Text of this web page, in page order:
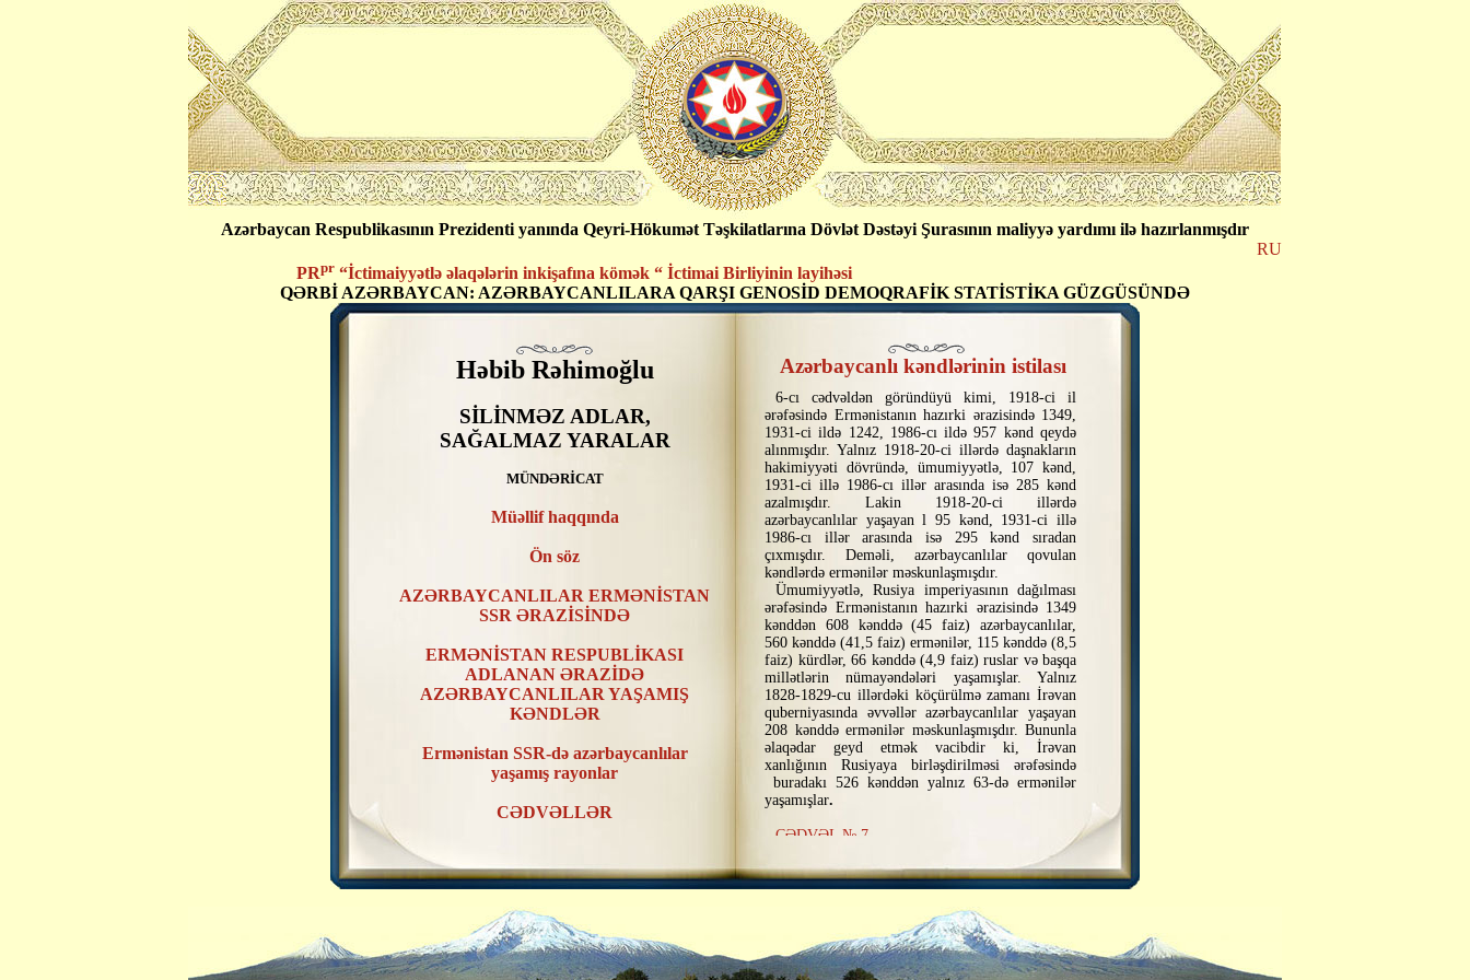
Azərbaycan Respublikasının Prezidenti yanında Qeyri-Hökumət Təşkilatlarına Dövlət Dəstəyi Şurasının maliyyə yardımı ilə hazırlanmışdır
RU
PRpr“İctimaiyyətlə əlaqələrin inkişafına kömək “ İctimai Birliyinin layihəsi
QƏRBİ AZƏRBAYCAN: AZƏRBAYCANLILARA QARŞI GENOSİD DEMOQRAFİK STATİSTİKA GÜZGÜSÜNDƏ
Həbib Rəhimoğlu
SİLİNMƏZ ADLAR,
SAĞALMAZ YARALAR
MÜNDƏRİCAT
Müəllif haqqında
Ön söz
AZƏRBAYCANLILAR ERMƏNİSTAN
SSR ƏRAZİSİNDƏ
ERMƏNİSTAN RESPUBLİKASI
ADLANAN ƏRAZİDƏ
AZƏRBAYCANLILAR YAŞAMIŞ
KƏNDLƏR
Ermənistan SSR-də azərbaycanlılar
yaşamış rayonlar
CƏDVƏLLƏR
ERMƏNİSTAN SSR ƏRAZİSİNDƏ
AZƏRBAYCANLILAR YAŞAMIŞ
KƏNDLƏRİN RAYONLAR ÜZRƏ
TƏSNİFATI
Azərbaycanlı kəndlərinin istilası
6-cı cədvəldən göründüyü kimi, 1918-ci il
ərəfəsində Ermənistanın hazırki ərazisində 1349,
1931-ci ildə 1242, 1986-cı ildə 957 kənd qeydə
alınmışdır. Yalnız 1918-20-ci illərdə daşnak­ların
hakimiyyəti dövründə, ümumiyyətlə, 107 kənd,
1931-ci illə 1986-cı illər arasında isə 285 kənd
azalmışdır. Lakin 1918-20-ci illərdə
azərbaycanlılar yaşayan l 95 kənd, 1931-ci illə
1986-cı illər arasında isə 295 kənd sıradan
çıxmışdır. Deməli, azərbaycanlılar qovulan
kəndlərdə ermənilər məskunlaşmışdır.
Ümumiyyətlə, Rusiya imperiyasının dağılması
ərəfəsində Ermənistanın hazırki ərazisində 1349
kənddən 608 kənddə (45 faiz) azərbaycanlılar,
560 kənddə (41,5 faiz) ermənilər, 115 kənddə (8,5
faiz) kürdlər, 66 kənddə (4,9 faiz) ruslar və baş­qa
millətlərin nümayəndələri yaşamışlar. Yalnız
1828-1829-cu illərdəki köçürülmə zamanı İrəvan
quberniyasında əvvəllər azərbaycanlılar yaşayan
208 kənddə ermənilər məskunlaşmış­dır. Bununla
əlaqədar geyd etmək vacibdir ki, İrəvan
xanlığının Rusiyaya birləşdirilməsi ərəfəsində
buradakı 526 kənddən yalnız 63-də ermənilər
yaşamışlar.
CƏDVƏL № 7
Beləliklə, 1918-ci il ərəfəsində azərbaycanlılar
yaşayan kəndlər ərazinin 50-55 faizini, ermənilər
Kəndlərın sayının çox olmasına baxmayaraq,
erməni əhalisinin əksər hissəsi Ararat vadisinin və
Şoragəlinin (Aleksandropol qəzası) məhdud bir
sahəsində yerləşmişdir.